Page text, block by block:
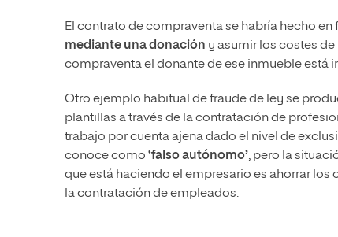
El contrato de compraventa se habría hecho en
mediante una donación y asumir los costes de
compraventa el donante de ese inmueble
Otro ejemplo habitual de fraude de ley se
plantillas a través de la contratación de
trabajo por cuenta ajena dado el nivel de
conoce como ‘falso autónomo’, pero la
que está haciendo el empresario es ahorrar
la contratación de empleados.